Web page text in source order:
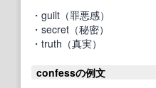
・guilt（罪悪感）
・secret（秘密）
・truth（真実）
confessの例文